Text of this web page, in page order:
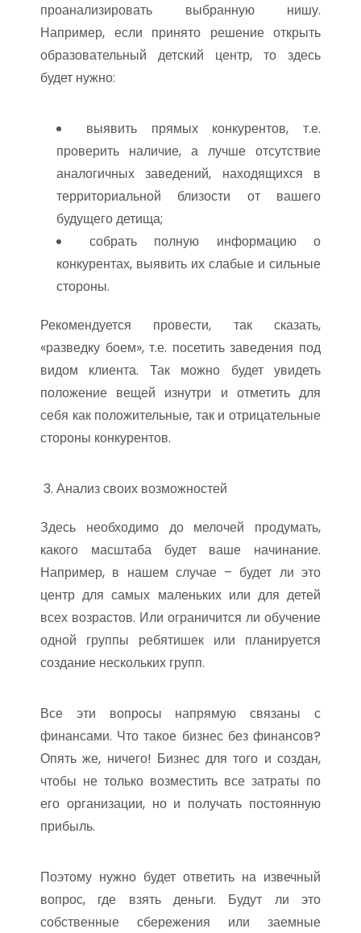
проанализировать выбранную нишу.
Например, если принято решение открыть
образовательный детский центр, то здесь
будет нужно:
выявить прямых конкурентов, т.е.
проверить наличие, а лучше отсутствие
аналогичных заведений, находящихся в
территориальной близости от вашего
будущего детища;
собрать полную информацию о
конкурентах, выявить их слабые и сильные
стороны.
Рекомендуется провести, так сказать,
«разведку боем», т.е. посетить заведения под
видом клиента. Так можно будет увидеть
положение вещей изнутри и отметить для
себя как положительные, так и отрицательные
стороны конкурентов.
Анализ своих возможностей
Здесь необходимо до мелочей продумать,
какого масштаба будет ваше начинание.
Например, в нашем случае – будет ли это
центр для самых маленьких или для детей
всех возрастов. Или ограничится ли обучение
одной группы ребятишек или планируется
создание нескольких групп.
Все эти вопросы напрямую связаны с
финансами. Что такое бизнес без финансов?
Опять же, ничего! Бизнес для того и создан,
чтобы не только возместить все затраты по
его организации, но и получать постоянную
прибыль.
Поэтому нужно будет ответить на извечный
вопрос, где взять деньги. Будут ли это
собственные сбережения или заемные